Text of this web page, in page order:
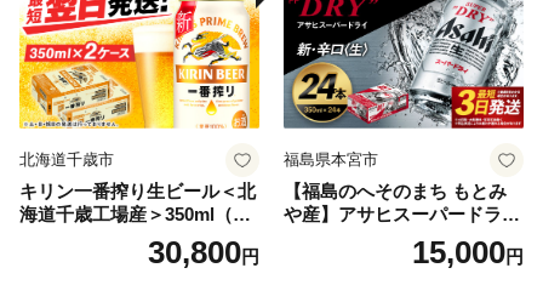
北海道千歳市
キリン一番搾り生ビール＜北
海道千歳工場産＞350ml（24
30,800円
福島県本宮市
【福島のへそのまち もとみ
や産】アサヒスーパードライ
350ml×24本 合計8.4L 1ケー
ス アルコール度数5% 缶ビー
15,000円